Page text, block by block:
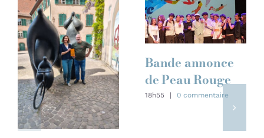
Bande annonce
de Peau Rouge
18h55 | 0 commentaire